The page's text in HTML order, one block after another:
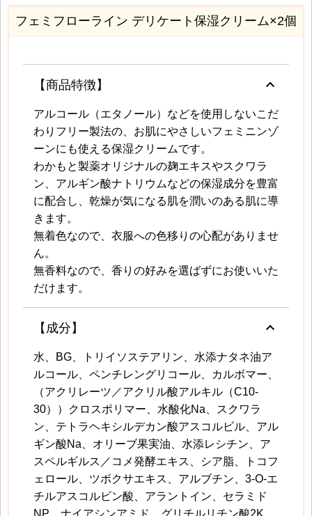
フェミフローライン デリケート保湿クリーム×2個
【商品特徴】 keyboard_arrow_up
アルコール（エタノール）などを使用しないこだ
わりフリー製法の、お肌にやさしいフェミニンゾ
ーンにも使える保湿クリームです。
わかもと製薬オリジナルの麹エキスやスクワラ
ン、アルギン酸ナトリウムなどの保湿成分を豊富
に配合し、乾燥が気になる肌を潤いのある肌に導
きます。
無着色なので、衣服への色移りの心配がありませ
ん。
無香料なので、香りの好みを選ばずにお使いいた
だけます。
【成分】 keyboard_arrow_up
水、BG、トリイソステアリン、水添ナタネ油ア
ルコール、ペンチレングリコール、カルボマー、
（アクリレーツ／アクリル酸アルキル（C10-
30））クロスポリマー、水酸化Na、スクワラ
ン、テトラヘキシルデカン酸アスコルビル、アル
ギン酸Na、オリーブ果実油、水添レシチン、ア
スペルギルス／コメ発酵エキス、シア脂、トコフ
ェロール、ツボクサエキス、アルブチン、3-O-エ
チルアスコルビン酸、アラントイン、セラミド
NP、ナイアシンアミド、グリチルリチン酸2K、